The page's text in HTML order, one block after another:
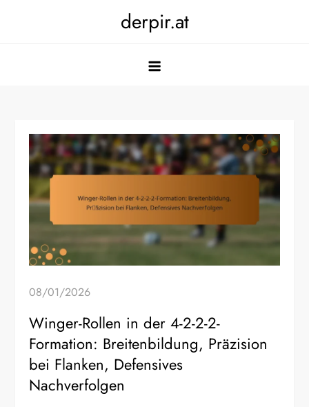
derpir.at
08/01/2026
Winger-Rollen in der 4-2-2-2-
Formation: Breitenbildung, Präzision
bei Flanken, Defensives
Nachverfolgen